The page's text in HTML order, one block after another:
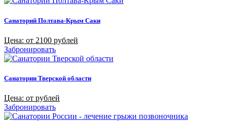
Санаторий Полтава-Крым Саки
Цена: от 2100 рублей
Забронировать
Санатории Тверской области
Цена: от рублей
Забронировать